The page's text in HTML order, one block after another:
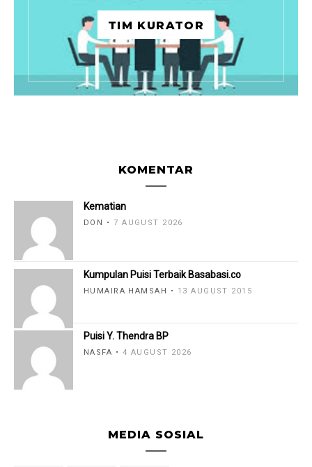
TIM KURATOR
KOMENTAR
Kematian
DON 7 AUGUST 2026
Kumpulan Puisi Terbaik Basabasi.co
HUMAIRA HAMSAH 13 AUGUST 2015
Puisi Y. Thendra BP
NASFA 4 AUGUST 2026
MEDIA SOSIAL